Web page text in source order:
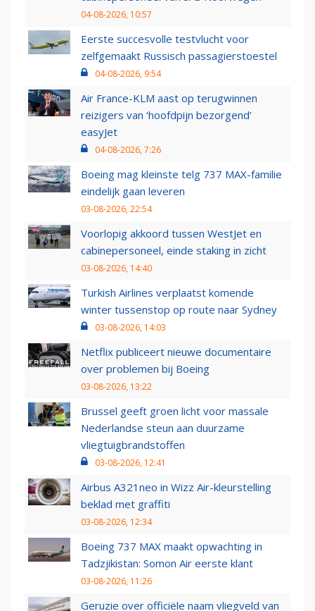
04-08-2026, 10:57
Eerste succesvolle testvlucht voor
zelfgemaakt Russisch passagierstoestel
04-08-2026, 9:54
Air France-KLM aast op terugwinnen
reizigers van ‘hoofdpijn bezorgend’
easyJet
04-08-2026, 7:26
Boeing mag kleinste telg 737 MAX-familie
eindelijk gaan leveren
03-08-2026, 22:54
Voorlopig akkoord tussen WestJet en
cabinepersoneel, einde staking in zicht
03-08-2026, 14:40
Turkish Airlines verplaatst komende
winter tussenstop op route naar Sydney
03-08-2026, 14:03
Netflix publiceert nieuwe documentaire
over problemen bij Boeing
03-08-2026, 13:22
Brussel geeft groen licht voor massale
Nederlandse steun aan duurzame
vliegtuigbrandstoffen
03-08-2026, 12:41
Airbus A321neo in Wizz Air-kleurstelling
beklad met graffiti
03-08-2026, 12:34
Boeing 737 MAX maakt opwachting in
Tadzjikistan: Somon Air eerste klant
03-08-2026, 11:26
Geruzie over officiële naam vliegveld van